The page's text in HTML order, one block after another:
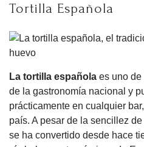
Tortilla Española
La tortilla española es uno
de la gastronomía nacional y
prácticamente en cualquier
país. A pesar de la sencillez
se ha convertido desde hace